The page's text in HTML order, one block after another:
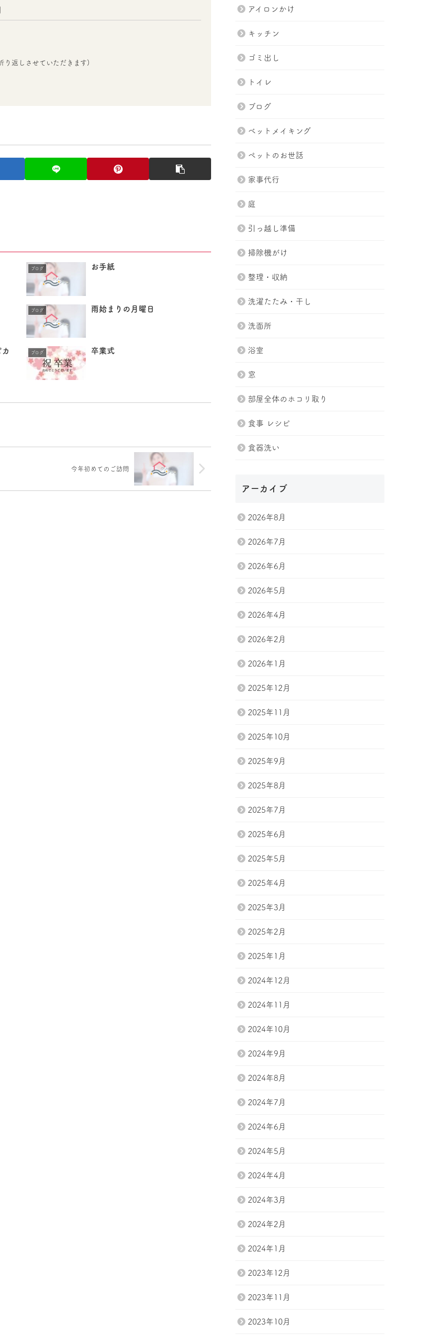
り返しさせていただきます)
ブログ お手紙
ブログ 雨始まりの月曜日
ブログ 卒業式
今年初めてのご訪問
アイロンかけ
キッチン
ゴミ出し
トイレ
ブログ
ベットメイキング
ペットのお世話
家事代行
庭
引っ越し準備
掃除機がけ
整理・収納
洗濯たたみ・干し
洗面所
浴室
窓
部屋全体のホコリ取り
食事 レシピ
食器洗い
アーカイブ
2026年8月
2026年7月
2026年6月
2026年5月
2026年4月
2026年2月
2026年1月
2025年12月
2025年11月
2025年10月
2025年9月
2025年8月
2025年7月
2025年6月
2025年5月
2025年4月
2025年3月
2025年2月
2025年1月
2024年12月
2024年11月
2024年10月
2024年9月
2024年8月
2024年7月
2024年6月
2024年5月
2024年4月
2024年3月
2024年2月
2024年1月
2023年12月
2023年11月
2023年10月